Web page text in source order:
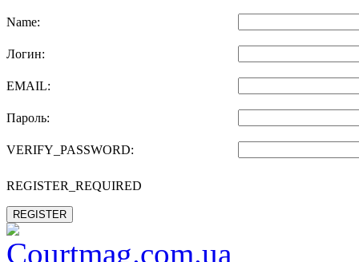
Name:
Логин:
EMAIL:
Пароль:
VERIFY_PASSWORD:
REGISTER_REQUIRED
REGISTER